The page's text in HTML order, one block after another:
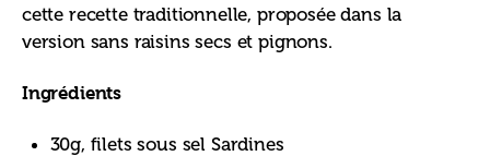
cette recette traditionnelle, proposée dans la
version sans raisins secs et pignons.
Ingrédients
30g, filets sous sel Sardines